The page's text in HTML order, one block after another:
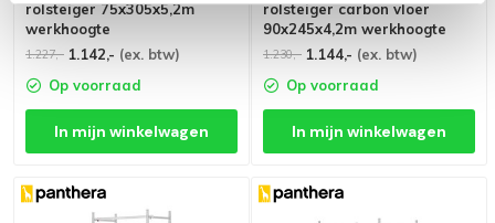
rolsteiger 75x305x5,2m
werkhoogte
1.227,- 1.142,- (ex. btw)
Op voorraad
In mijn winkelwagen
rolsteiger carbon vloer
90x245x4,2m werkhoogte
1.230,- 1.144,- (ex. btw)
Op voorraad
In mijn winkelwagen